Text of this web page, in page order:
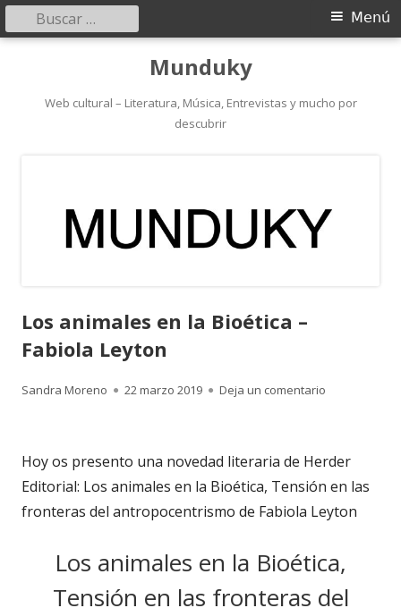
contenido
Munduky
Web cultural – Literatura, Música, Entrevistas y mucho por
descubrir
Menú
Menú
Buscar:
Los animales en la Bioética –
Fabiola Leyton
Autor
Sandra Moreno
Publicado
22 marzo 2019 Deja un comentario
Hoy os presento una novedad literaria de Herder
Editorial: Los animales en la Bioética, Tensión en las
fronteras del antropocentrismo de Fabiola Leyton
Los animales en la Bioética,
Tensión en las fronteras del